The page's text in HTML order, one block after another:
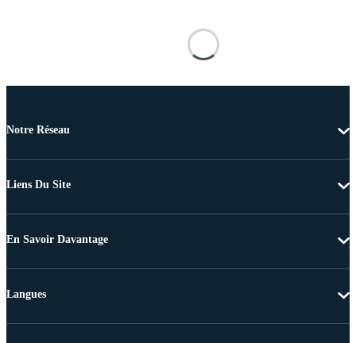
Notre Réseau
Liens Du Site
En Savoir Davantage
Langues